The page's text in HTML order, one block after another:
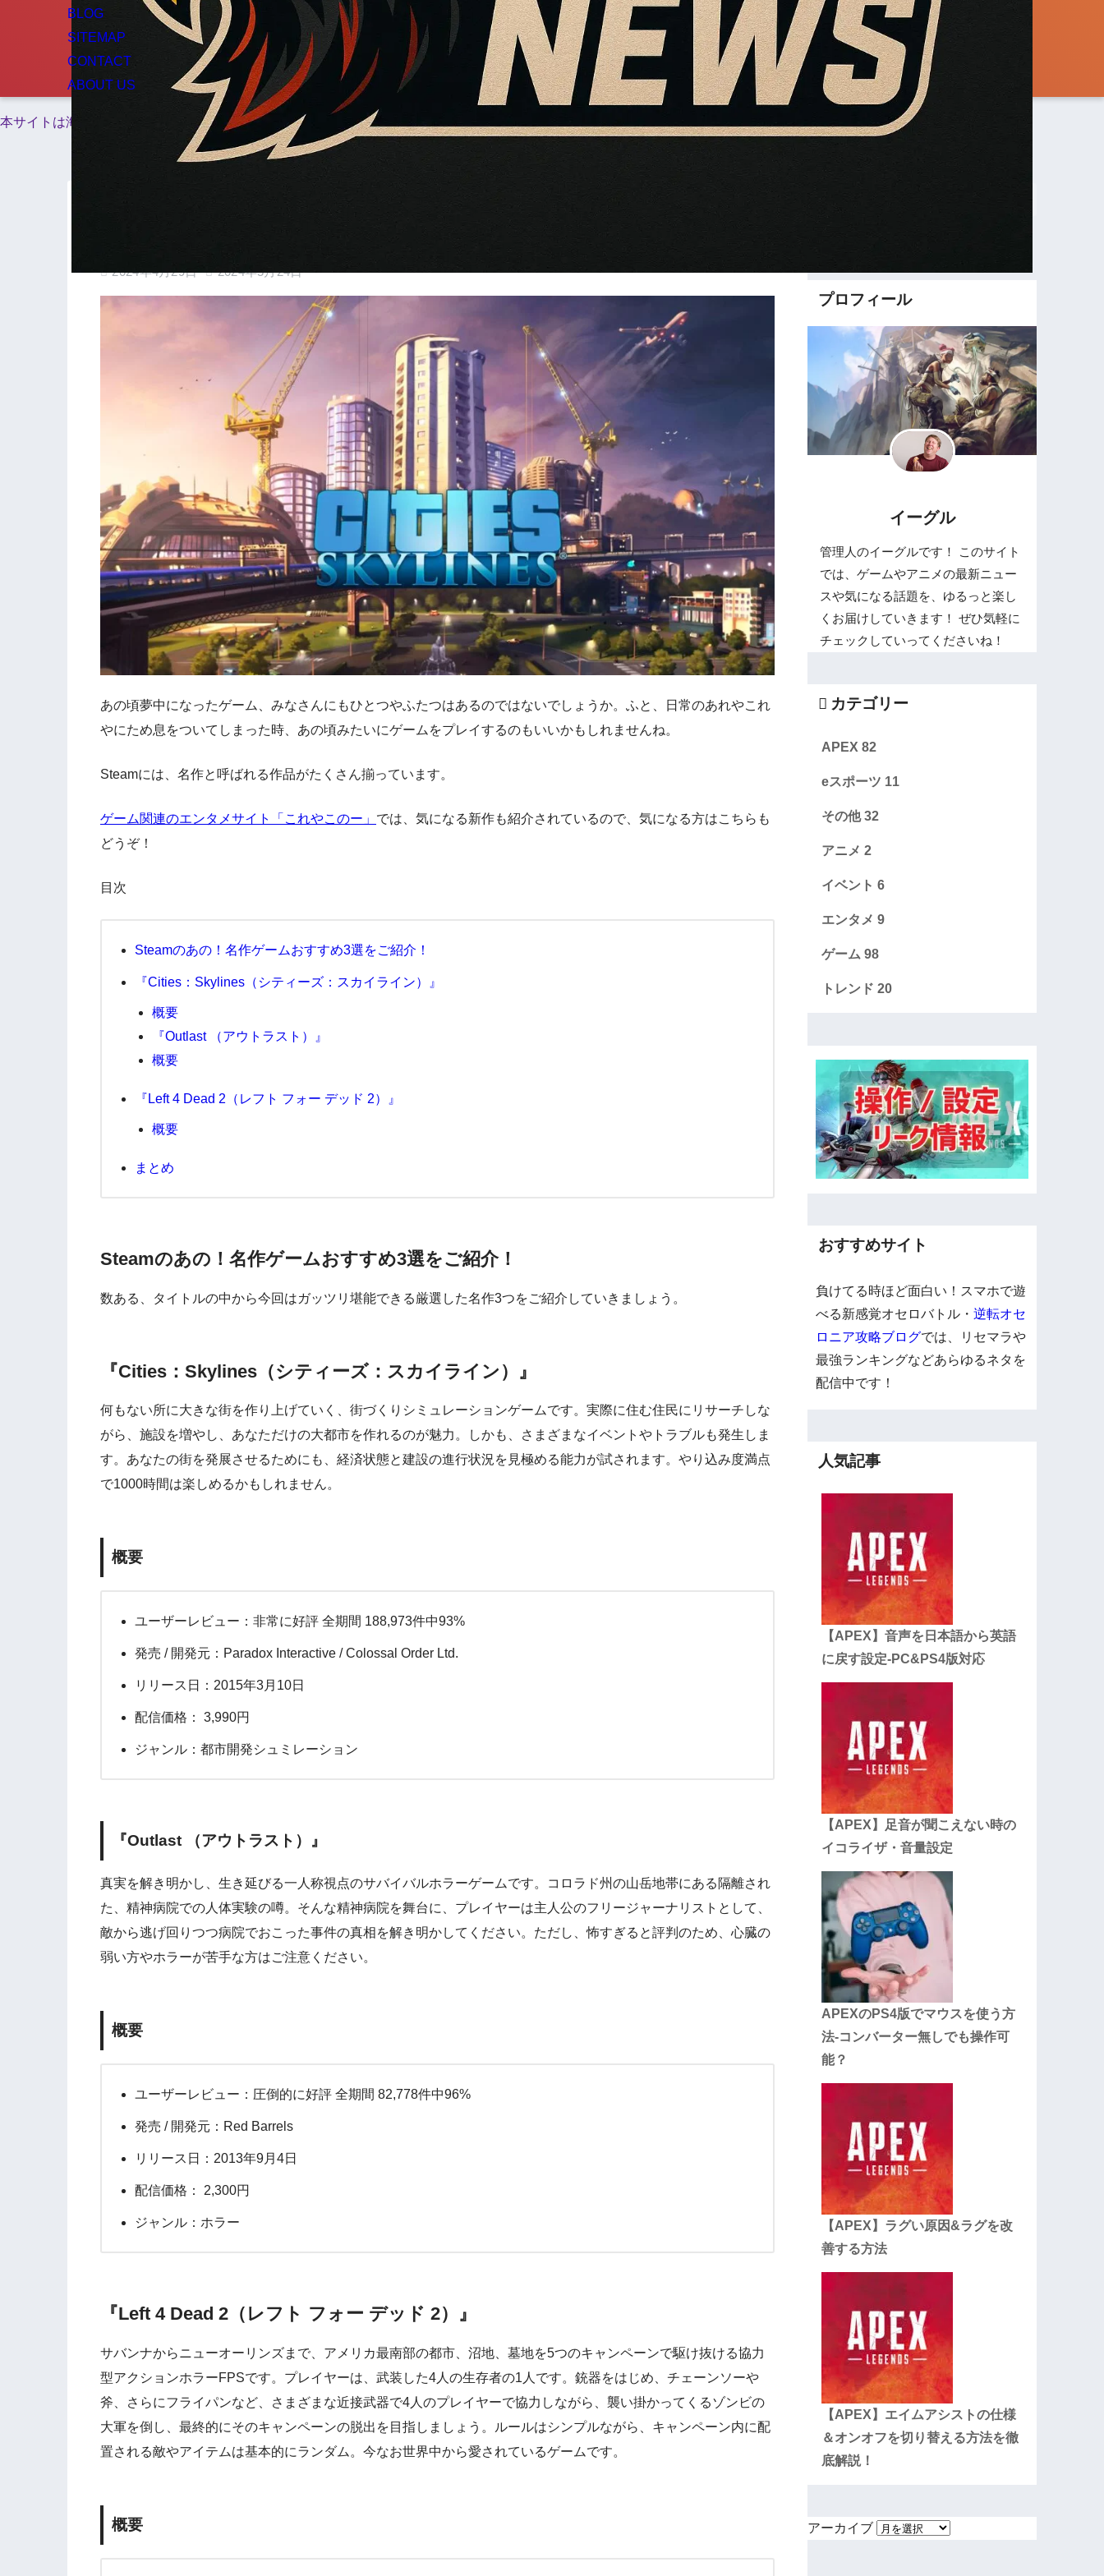
BLOG
SITEMAP
CONTACT
ABOUT US
本サイトは海外在住者向けに情報を発信しています。
2024年4月29日 2024年5月24日
あの頃夢中になったゲーム、みなさんにもひとつやふたつはあるのではないでしょうか。ふと、日常のあれやこれ
やにため息をついてしまった時、あの頃みたいにゲームをプレイするのもいいかもしれませんね。
Steamには、名作と呼ばれる作品がたくさん揃っています。
ゲーム関連のエンタメサイト「これやこのー」 では、気になる新作も紹介されているので、気になる方はこちらも
どうぞ！
目次
Steamのあの！名作ゲームおすすめ3選をご紹介！
『Cities：Skylines（シティーズ：スカイライン）』
概要
『Outlast （アウトラスト）』
概要
『Left 4 Dead 2（レフト フォー デッド 2）』
概要
まとめ
Steamのあの！名作ゲームおすすめ3選をご紹介！
数ある、タイトルの中から今回はガッツリ堪能できる厳選した名作3つをご紹介していきましょう。
『Cities：Skylines（シティーズ：スカイライン）』
何もない所に大きな街を作り上げていく、街づくりシミュレーションゲームです。実際に住む住民にリサーチしな
がら、施設を増やし、あなただけの大都市を作れるのが魅力。しかも、さまざまなイベントやトラブルも発生しま
す。あなたの街を発展させるためにも、経済状態と建設の進行状況を見極める能力が試されます。やり込み度満点
で1000時間は楽しめるかもしれません。
概要
ユーザーレビュー：非常に好評 全期間 188,973件中93%
発売 / 開発元：Paradox Interactive / Colossal Order Ltd.
リリース日：2015年3月10日
配信価格： 3,990円
ジャンル：都市開発シュミレーション
『Outlast （アウトラスト）』
真実を解き明かし、生き延びる一人称視点のサバイバルホラーゲームです。コロラド州の山岳地帯にある隔離され
た、精神病院での人体実験の噂。そんな精神病院を舞台に、プレイヤーは主人公のフリージャーナリストとして、
敵から逃げ回りつつ病院でおこった事件の真相を解き明かしてください。ただし、怖すぎると評判のため、心臓の
弱い方やホラーが苦手な方はご注意ください。
概要
ユーザーレビュー：圧倒的に好評 全期間 82,778件中96%
発売 / 開発元：Red Barrels
リリース日：2013年9月4日
配信価格： 2,300円
ジャンル：ホラー
『Left 4 Dead 2（レフト フォー デッド 2）』
サバンナからニューオーリンズまで、アメリカ最南部の都市、沼地、墓地を5つのキャンペーンで駆け抜ける協力
型アクションホラーFPSです。プレイヤーは、武装した4人の生存者の1人です。銃器をはじめ、チェーンソーや
斧、さらにフライパンなど、さまざまな近接武器で4人のプレイヤーで協力しながら、襲い掛かってくるゾンビの
大軍を倒し、最終的にそのキャンペーンの脱出を目指しましょう。ルールはシンプルながら、キャンペーン内に配
置される敵やアイテムは基本的にランダム。今なお世界中から愛されているゲームです。
概要
プロフィール
イーグル
管理人のイーグルです！ このサイト
では、ゲームやアニメの最新ニュー
スや気になる話題を、ゆるっと楽し
くお届けしていきます！ ぜひ気軽に
チェックしていってくださいね！
カテゴリー
APEX82
eスポーツ 11
その他32
アニメ2
イベント6
エンタメ9
ゲーム98
トレンド20
おすすめサイト
負けてる時ほど面白い！スマホで遊
べる新感覚オセロバトル・逆転オセ
ロニア攻略ブログでは、リセマラや
最強ランキングなどあらゆるネタを
配信中です！
人気記事
【APEX】音声を日本語から英語
に戻す設定-PC&PS4版対応
【APEX】足音が聞こえない時の
イコライザ・音量設定
APEXのPS4版でマウスを使う方
法-コンバーター無しでも操作可
能？
【APEX】ラグい原因&ラグを改
善する方法
【APEX】エイムアシストの仕様
＆オンオフを切り替える方法を徹
底解説！
アーカイブ